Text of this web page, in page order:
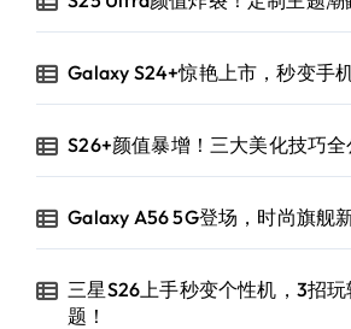
Galaxy S24+惊艳上市，秒变手
S26+颜值暴增！三大美化技巧
Galaxy A56 5G登场，时尚旗舰
三星S26上手秒变个性机，3招
题！